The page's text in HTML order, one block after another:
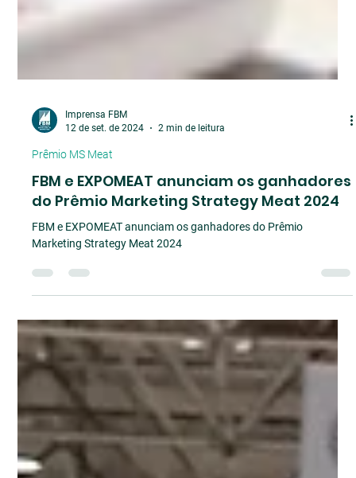
Imprensa FBM
12 de set. de 2024
2 min de leitura
FBM e EXPOMEAT anunciam os ganhadores
do Prêmio Marketing Strategy Meat 2024
FBM e EXPOMEAT anunciam os ganhadores do Prêmio